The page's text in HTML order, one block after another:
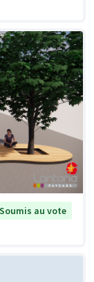
Soumis au vote